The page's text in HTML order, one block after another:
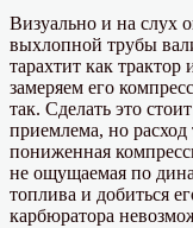
Визуально и на слух
выхлопной трубы
тарахтит как трактор
замеряем его
так. Сделать это
приемлема, но расход
пониженная
не ощущаемая по
топлива и добиться
карбюратора